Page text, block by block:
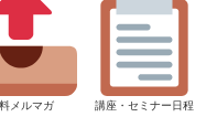
られている気がする…と
に起きている心理
メルマガ 講座・セミナー日程